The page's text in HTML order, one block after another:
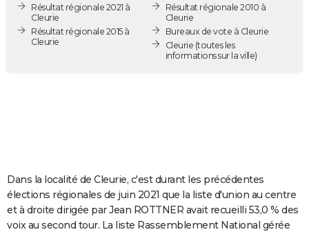
Destinations
City break
Voyage nature
Voyage de noces
Forum
PHOTO
GUIDES D'ACHAT
COPAINS D'AVANT
S'inscrire
Se connecter
Lycées
Collèges
Primaires
Universités
Entreprises
Service militaire
Avis de recherche
AVIS DE DÉCÈS
Résultat régionale 2021 à
Cleurie
Résultat régionale 2015 à
Cleurie
Résultat régionale 2010 à
Cleurie
Bureaux de vote à Cleurie
Cleurie (toutes les
informations sur la ville)
Dans la localité de Cleurie, c'est durant les précédentes
élections régionales de juin 2021 que la liste d'union au centre
et à droite dirigée par Jean ROTTNER avait recueilli 53,0 % des
voix au second tour. La liste Rassemblement National gérée